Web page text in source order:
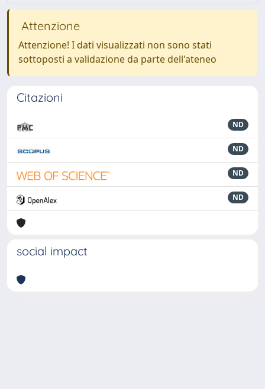
Attenzione
Attenzione! I dati visualizzati non sono stati
sottoposti a validazione da parte dell'ateneo
Citazioni
ND
ND
ND
ND
social impact